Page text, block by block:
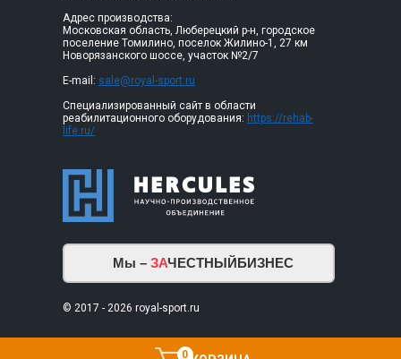
0
Адрес производства:
Московская область, Люберецкий р-н, городское
поселение Томилино, поселок Жилино-1, 27 км
Новорязанского шоссе, участок №2/7
E-mail: sale@royal-sport.ru
Специализированный сайт в области
реабилитационного оборудования: https://rehab-
life.ru/
Мы – ЗАЧЕСТНЫЙБИЗНЕС
© 2017 - 2026 royal-sport.ru